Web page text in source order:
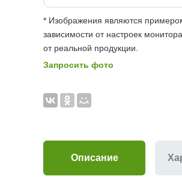
* Изображения являются
зависимости от настроек
от реальной продукции.
Запросить фото
Описание